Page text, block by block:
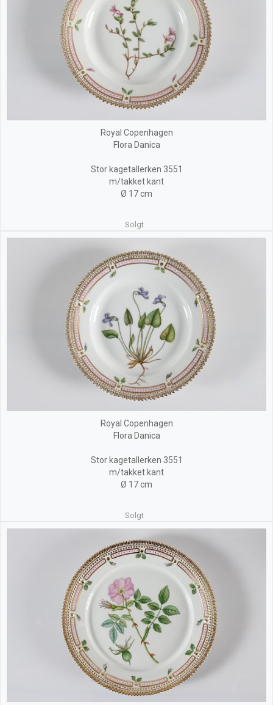
Royal Copenhagen
Flora Danica
Stor kagetallerken 3551
m/takket kant
Ø 17 cm
Solgt
Royal Copenhagen
Flora Danica
Stor kagetallerken 3551
m/takket kant
Ø 17 cm
Solgt